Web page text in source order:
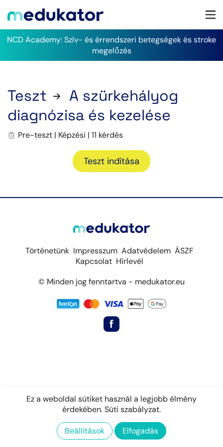
NCD Academy: Szív- és érrendszeri betegségek és stroke
megelőzés
Teszt
A szürkehályog
diagnózisa és kezelése
Pre-teszt | Képzési | 11 kérdés
Teszt indítása
Történetünk Impresszum Adatvédelem ÁSZF
Kapcsolat Hírlevél
© Minden jog fenntartva - medukator.eu
Ez a weboldal sütiket használ a legjobb élmény
érdekében.Süti szabályzat.
Beállítások Elfogadás